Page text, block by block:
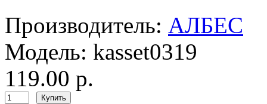
Производитель: АЛБЕС
Модель: kasset0319
119.00 р.